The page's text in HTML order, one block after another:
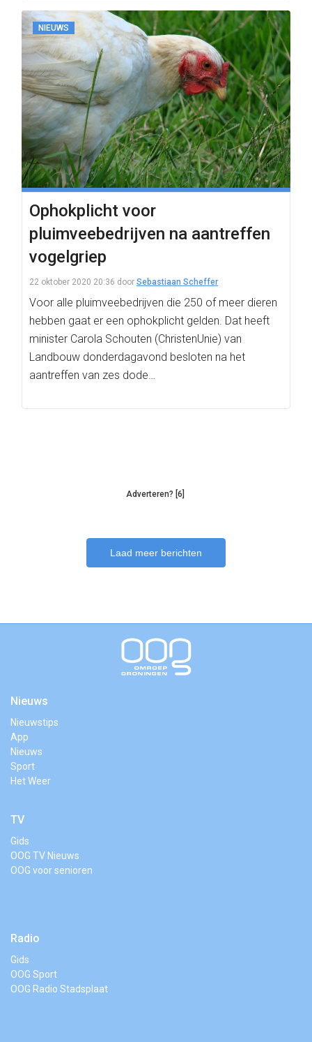
NIEUWS
Ophokplicht voor
pluimveebedrijven na aantreffen
vogelgriep
22 oktober 2020 20:36 door Sebastiaan Scheffer
Voor alle pluimveebedrijven die 250 of meer dieren
hebben gaat er een ophokplicht gelden. Dat heeft
minister Carola Schouten (ChristenUnie) van
Landbouw donderdagavond besloten na het
aantreffen van zes dode…
Adverteren? [6]
Laad meer berichten
Nieuws
Nieuwstips
App
Nieuws
Sport
Het Weer
TV
Gids
OOG TV Nieuws
OOG voor senioren
Radio
Gids
OOG Sport
OOG Radio Stadsplaat